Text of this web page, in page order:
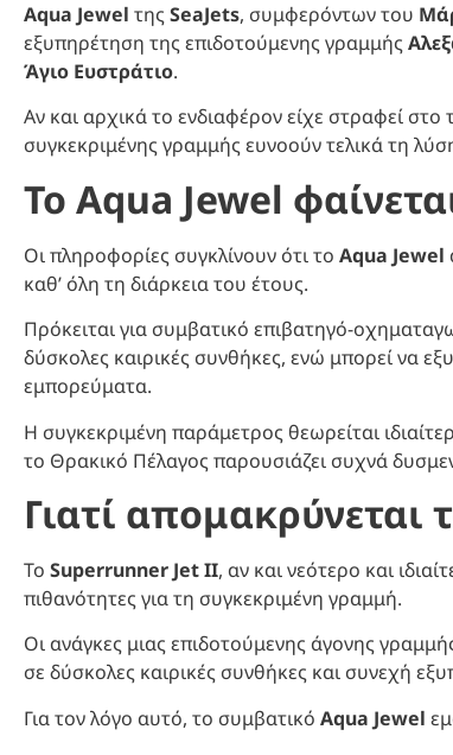
Aqua Jewel της SeaJets, συμφερόντων του
εξυπηρέτηση της επιδοτούμενης γραμμής
Άγιο Ευστράτιο.
Αν και αρχικά το ενδιαφέρον είχε στραφεί στο
συγκεκριμένης γραμμής ευνοούν τελικά τη
Το Aqua Jewel
Οι πληροφορίες συγκλίνουν ότι το Aqua Jewel
καθ’ όλη τη διάρκεια του έτους.
Πρόκειται για συμβατικό επιβατηγό-
δύσκολες καιρικές συνθήκες, ενώ μπορεί να
εμπορεύματα.
Η συγκεκριμένη παράμετρος θεωρείται
το Θρακικό Πέλαγος παρουσιάζει συχνά
Γιατί απομακρύνεται
Το Superrunner Jet II, αν και νεότερο και
πιθανότητες για τη συγκεκριμένη γραμμή.
Οι ανάγκες μιας επιδοτούμενης άγονης
σε δύσκολες καιρικές συνθήκες και συνεχή
Για τον λόγο αυτό, το συμβατικό Aqua Jewel